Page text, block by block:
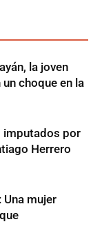
la joven
choque en la
imputados por
Herrero
Una mujer